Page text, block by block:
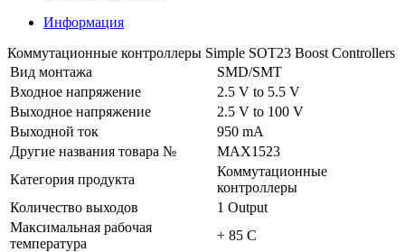
Информация
Коммутационные контроллеры Simple SOT23 Boost Controllers
Вид монтажа
SMD/SMT
Входное напряжение
2.5 V to 5.5 V
Выходное напряжение
2.5 V to 100 V
Выходной ток
950 mA
Другие названия товара №
MAX1523
Категория продукта
Коммутационные
контроллеры
Количество выходов
1 Output
Максимальная рабочая
температура
+ 85 C